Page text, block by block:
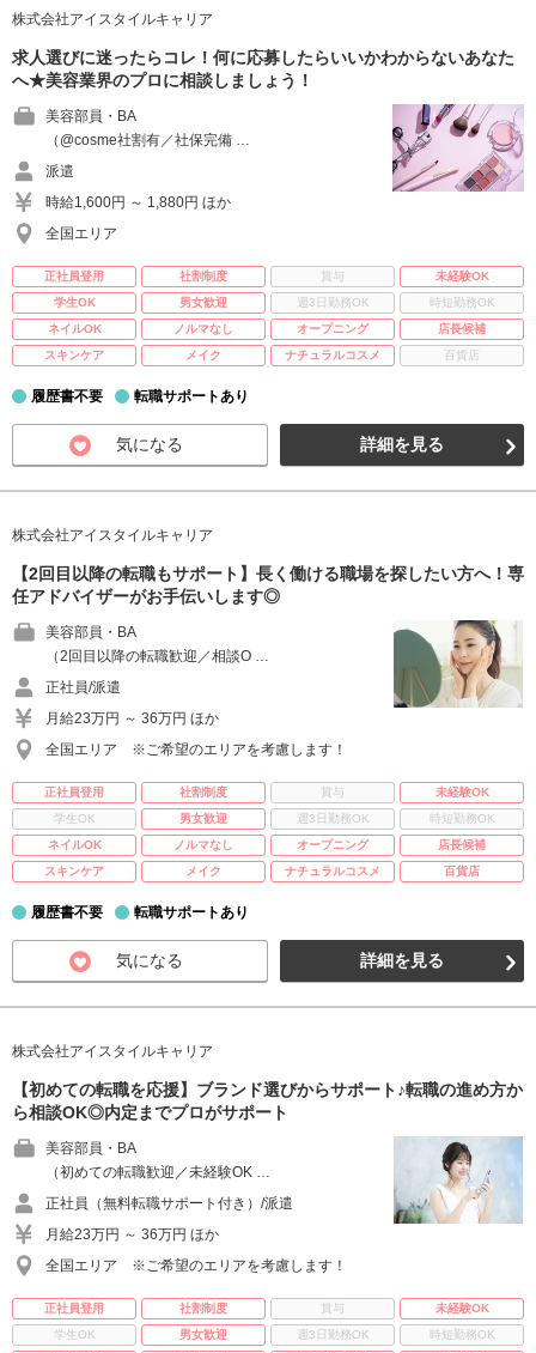
株式会社アイスタイルキャリア
求人選びに迷ったらコレ！何に応募したらいいかわからないあなた
へ★美容業界のプロに相談しましょう！
美容部員・BA
（@cosme社割有／社保完備 …
派遣
時給1,600円 ～ 1,880円 ほか
全国エリア
正社員登用 社割制度 賞与
未経験OK
学生OK
男女歓迎 週3日勤務OK
時短勤務OK
ネイルOK
ノルマなし オープニング
店長候補
スキンケア
メイク ナチュラルコスメ 百貨店
履歴書不要 転職サポートあり
気になる 詳細を見る
株式会社アイスタイルキャリア
【2回目以降の転職もサポート】長く働ける職場を探したい方へ！専
任アドバイザーがお手伝いします◎
美容部員・BA
（2回目以降の転職歓迎／相談O …
正社員/派遣
月給23万円 ～ 36万円 ほか
全国エリア ※ご希望のエリアを考慮します！
正社員登用 社割制度 賞与
未経験OK
学生OK
男女歓迎 週3日勤務OK
時短勤務OK
ネイルOK
ノルマなし オープニング
店長候補
スキンケア
メイク ナチュラルコスメ 百貨店
履歴書不要 転職サポートあり
気になる 詳細を見る
株式会社アイスタイルキャリア
【初めての転職を応援】ブランド選びからサポート♪転職の進め方か
ら相談OK◎内定までプロがサポート
美容部員・BA
（初めての転職歓迎／未経験OK …
正社員（無料転職サポート付き）/派遣
月給23万円 ～ 36万円 ほか
全国エリア ※ご希望のエリアを考慮します！
正社員登用 社割制度 賞与
未経験OK
学生OK
男女歓迎 週3日勤務OK
時短勤務OK